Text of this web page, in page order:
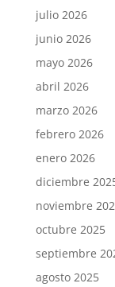
julio 2026
junio 2026
mayo 2026
abril 2026
marzo 2026
febrero 2026
enero 2026
diciembre
noviembre
octubre 2025
septiembre
agosto 2025